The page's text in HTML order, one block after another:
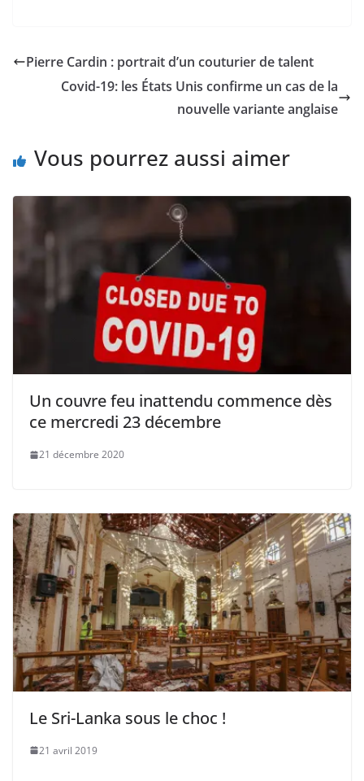
Pierre Cardin : portrait d’un couturier de talent
Covid-19: les États Unis confirme un cas de la
nouvelle variante anglaise
Vous pourrez aussi aimer
Un couvre feu inattendu commence dès
ce mercredi 23 décembre
21 décembre 2020
Le Sri-Lanka sous le choc !
21 avril 2019